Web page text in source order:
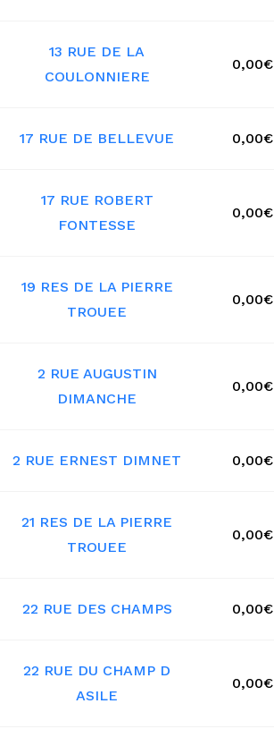
13 RUE DE LA
COULONNIERE
0,00€
17 RUE DE BELLEVUE 0,00€
17 RUE ROBERT
FONTESSE
0,00€
19 RES DE LA PIERRE
TROUEE
0,00€
2 RUE AUGUSTIN
DIMANCHE
0,00€
2 RUE ERNEST DIMNET 0,00€
21 RES DE LA PIERRE
TROUEE
0,00€
22 RUE DES CHAMPS 0,00€
22 RUE DU CHAMP D
ASILE
0,00€